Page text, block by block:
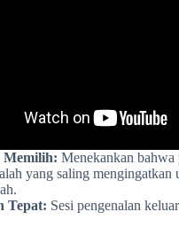
Memilih: Menekankan bahwa
yang saling mengingatkan
Tepat: Sesi pengenalan